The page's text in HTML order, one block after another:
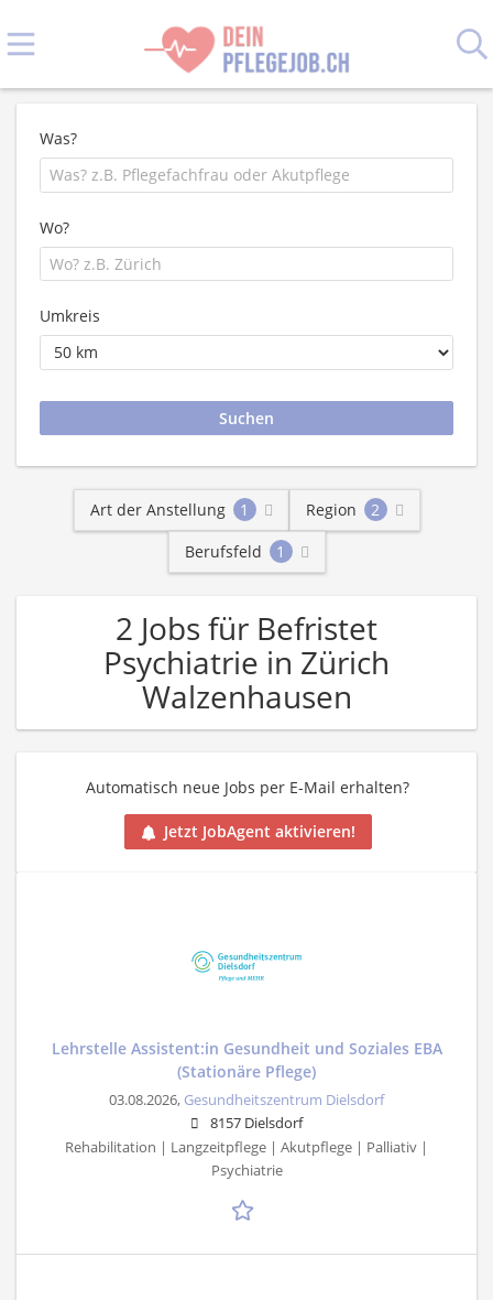
Was?
Wo?
Umkreis
Art der Anstellung 1 Region
2
Berufsfeld
1
2 Jobs für Befristet
Psychiatrie in Zürich
Walzenhausen
Automatisch neue Jobs per E-Mail erhalten?
Jetzt JobAgent aktivieren!
Lehrstelle Assistent:in Gesundheit und Soziales EBA
(Stationäre Pflege)
03.08.2026, Gesundheitszentrum Dielsdorf
8157 Dielsdorf
Rehabilitation | Langzeitpflege | Akutpflege | Palliativ |
Psychiatrie